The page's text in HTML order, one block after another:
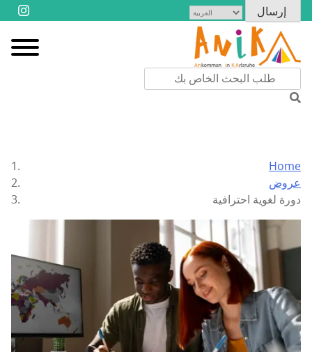
Home
عروض
دورة لغوية احترافية